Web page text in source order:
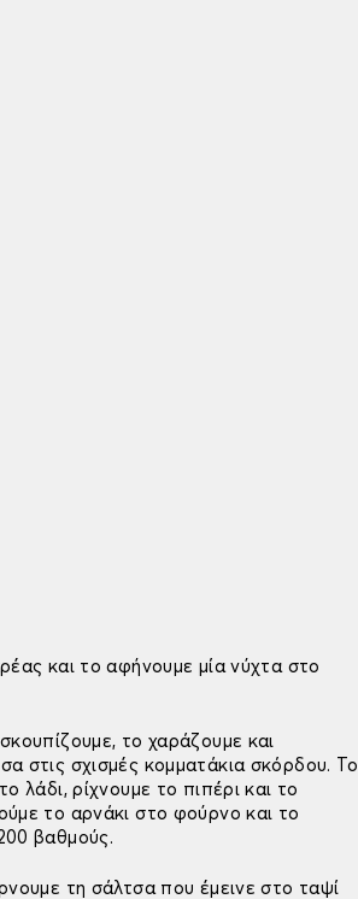
και το αφήνουμε μία νύχτα στο
το χαράζουμε και
στις σχισμές κομματάκια σκόρδου. Το
λάδι, ρίχνουμε το πιπέρι και το
το αρνάκι στο φούρνο και το
βαθμούς.
τη σάλτσα που έμεινε στο ταψί